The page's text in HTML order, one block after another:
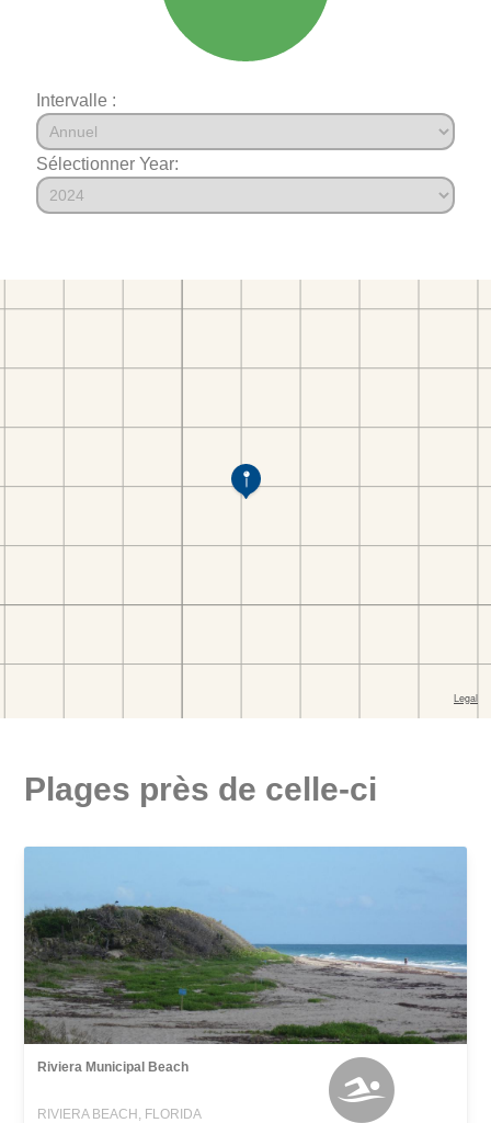
Intervalle :
Sélectionner Year:
Plages près de celle-ci
Riviera Municipal Beach
RIVIERA BEACH, FLORIDA